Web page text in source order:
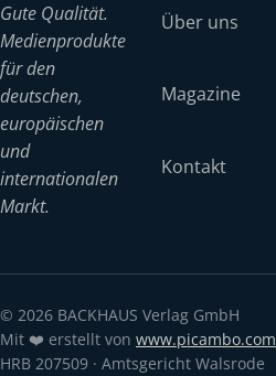
Gute Qualität.
Medienprodukte
für den
deutschen,
europäischen
und
internationalen
Markt.
Über uns
Magazine
Kontakt
© 2026 BACKHAUS Verlag GmbH
Mit ❤️ erstellt von www.picambo.com
HRB 207509 · Amtsgericht Walsrode